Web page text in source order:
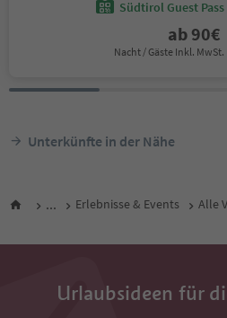
Südtirol Guest Pass
ab 90€
Nacht / Gäste Inkl. MwSt.
Unterkünfte in der Nähe
... Erlebnisse & Events Alle
Urlaubsideen für